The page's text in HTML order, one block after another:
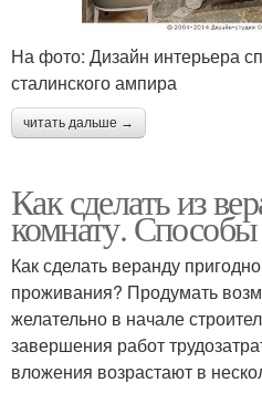
На фото: Дизайн интерьера
сталинского ампира
читать дальше →
Как сделать из
комнату.
Как сделать веранду
проживания? Продумать
желательно в начале
завершения работ
вложения возрастают в